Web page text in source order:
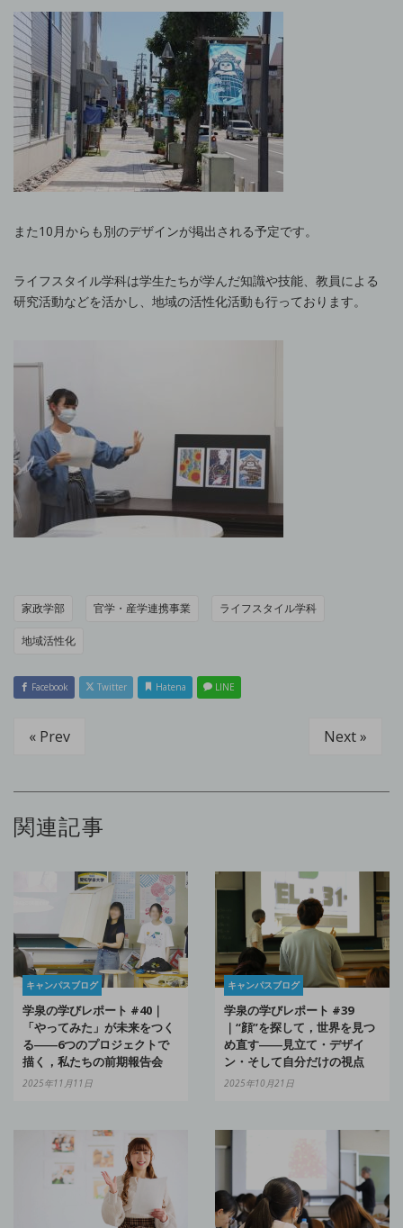
また10月からも別のデザインが掲出される予定です。
ライフスタイル学科は学生たちが学んだ知識や技能、教員による
研究活動などを活かし、地域の活性化活動も行っております。
家政学部 官学・産学連携事業 ライフスタイル学科
地域活性化
Facebook Twitter Hatena LINE
« Prev Next »
関連記事
キャンパスブログ
学泉の学びレポート #40｜
「やってみた」が未来をつく
る――6つのプロジェクトで
描く，私たちの前期報告会
2025年11月11日
キャンパスブログ
学泉の学びレポート #39
｜“顔”を探して，世界を見つ
め直す――見立て・デザイ
ン・そして自分だけの視点
2025年10月21日